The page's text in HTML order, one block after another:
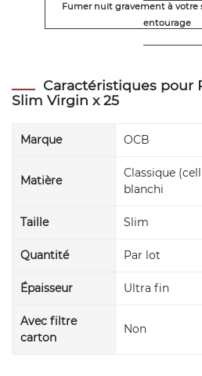
Fumer nuit gravement à votre
entourage
Caractéristiques pour
Slim Virgin x 25
Marque OCB
Matière
Classique
blanchi
Taille Slim
Quantité Par lot
Épaisseur Ultra fin
Avec filtre
carton
Non